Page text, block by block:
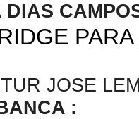
JOSE
: